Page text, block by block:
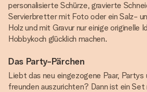
personalisierte Schürze, gravierte
Servierbretter mit Foto oder ein Salz-
Holz und mit Gravur nur einige originelle
Hobbykoch glücklich machen.
Das Party-Pärchen
Liebt das neu eingezogene Paar, Partys
freunden auszurichten? Dann ist ein